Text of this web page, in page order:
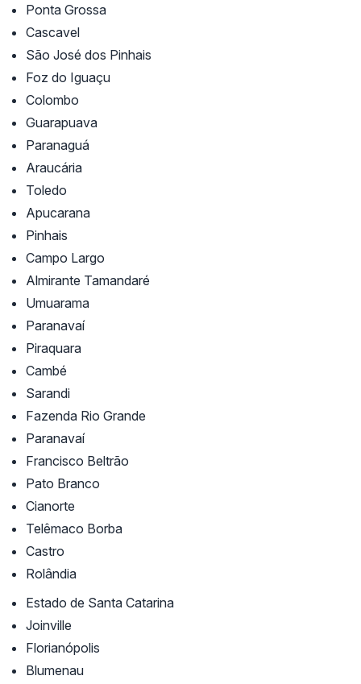
Ponta Grossa
Cascavel
São José dos Pinhais
Foz do Iguaçu
Colombo
Guarapuava
Paranaguá
Araucária
Toledo
Apucarana
Pinhais
Campo Largo
Almirante Tamandaré
Umuarama
Paranavaí
Piraquara
Cambé
Sarandi
Fazenda Rio Grande
Paranavaí
Francisco Beltrão
Pato Branco
Cianorte
Telêmaco Borba
Castro
Rolândia
Estado de Santa Catarina
Joinville
Florianópolis
Blumenau